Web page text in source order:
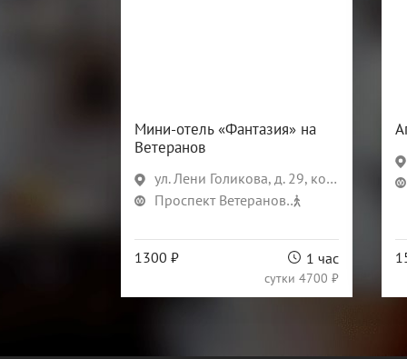
Мини-отель «Фантазия» на
Ветеранов
ул. Лени Голикова, д. 29, корп. 8
Проспект Ветеранов
1300 ₽ 1 час
сутки 4700 ₽